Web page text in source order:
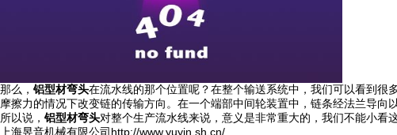
那么， 铝型材弯头在流水线的那个位置呢？在整个输送系统中，我们可以看到
摩擦力的情况下改变链的传输方向。在一个端部中间轮装置中，链条经法兰导向
所以说， 铝型材弯头对整个生产流水线来说，意义是非常重大的，我们不能小看
上海昱音机械有限公司http://www.yuyin.sh.cn/